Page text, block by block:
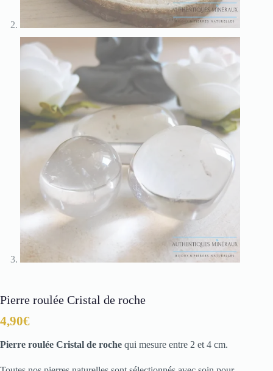
Pierre roulée Cristal de roche
4,90€
Pierre roulée Cristal de roche qui mesure entre 2 et 4 cm.